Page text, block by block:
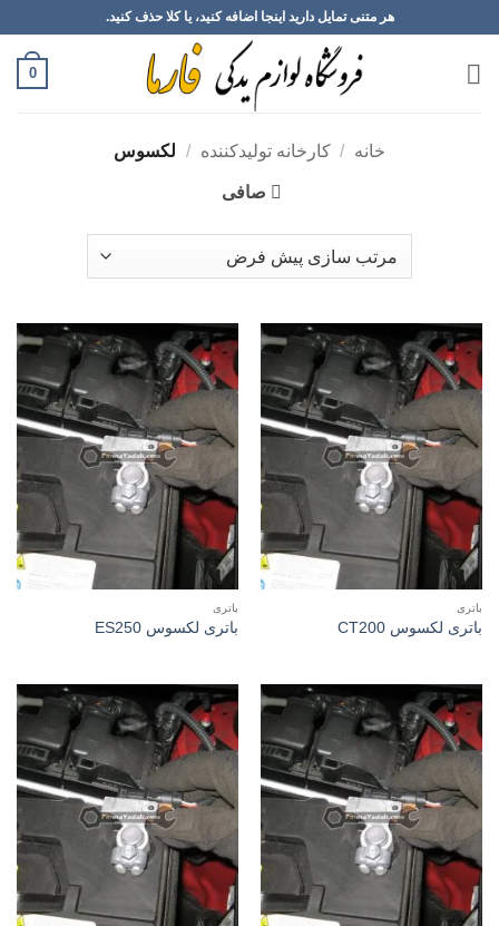
to
content
هر متنی تمایل دارید اینجا اضافه کنید، یا کلا حذف کنید.
0
خانه / کارخانه تولیدکننده / لکسوس
صافی
باتری
باتری لکسوس CT200
باتری
باتری لکسوس ES250